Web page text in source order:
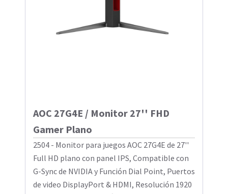
AOC 27G4E / Monitor 27'' FHD
Gamer Plano
2504 - Monitor para juegos AOC 27G4E de 27''
Full HD plano con panel IPS, Compatible con
G-Sync de NVIDIA y Función Dial Point, Puertos
de video DisplayPort & HDMI, Resolución 1920